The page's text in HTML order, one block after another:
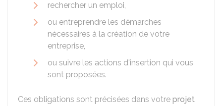
rechercher un emploi,
ou entreprendre les démarches
nécessaires à la création de votre
entreprise,
ou suivre les actions d'insertion qui vous
sont proposées.
Ces obligations sont précisées dans votre projet